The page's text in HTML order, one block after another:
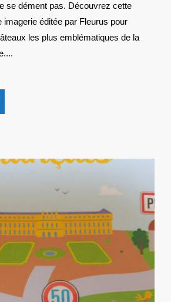
:
LES
CHÂTEAUX
se dément pas. Découvrez cette
imagerie éditée par Fleurus pour
les plus emblématiques de la